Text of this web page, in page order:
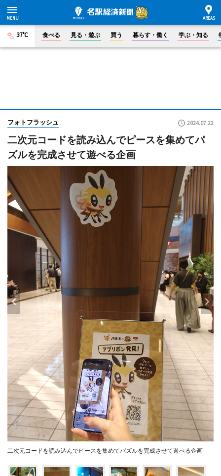
37°C 食べる 見る・遊ぶ 買う 暮らす・働く 学ぶ・知る
フォトフラッシュ 2024.07.22
二次元コードを読み込んでピースを集めてパ
ズルを完成させて遊べる企画
二次元コードを読み込んでピースを集めてパズルを完成させて遊べる企画